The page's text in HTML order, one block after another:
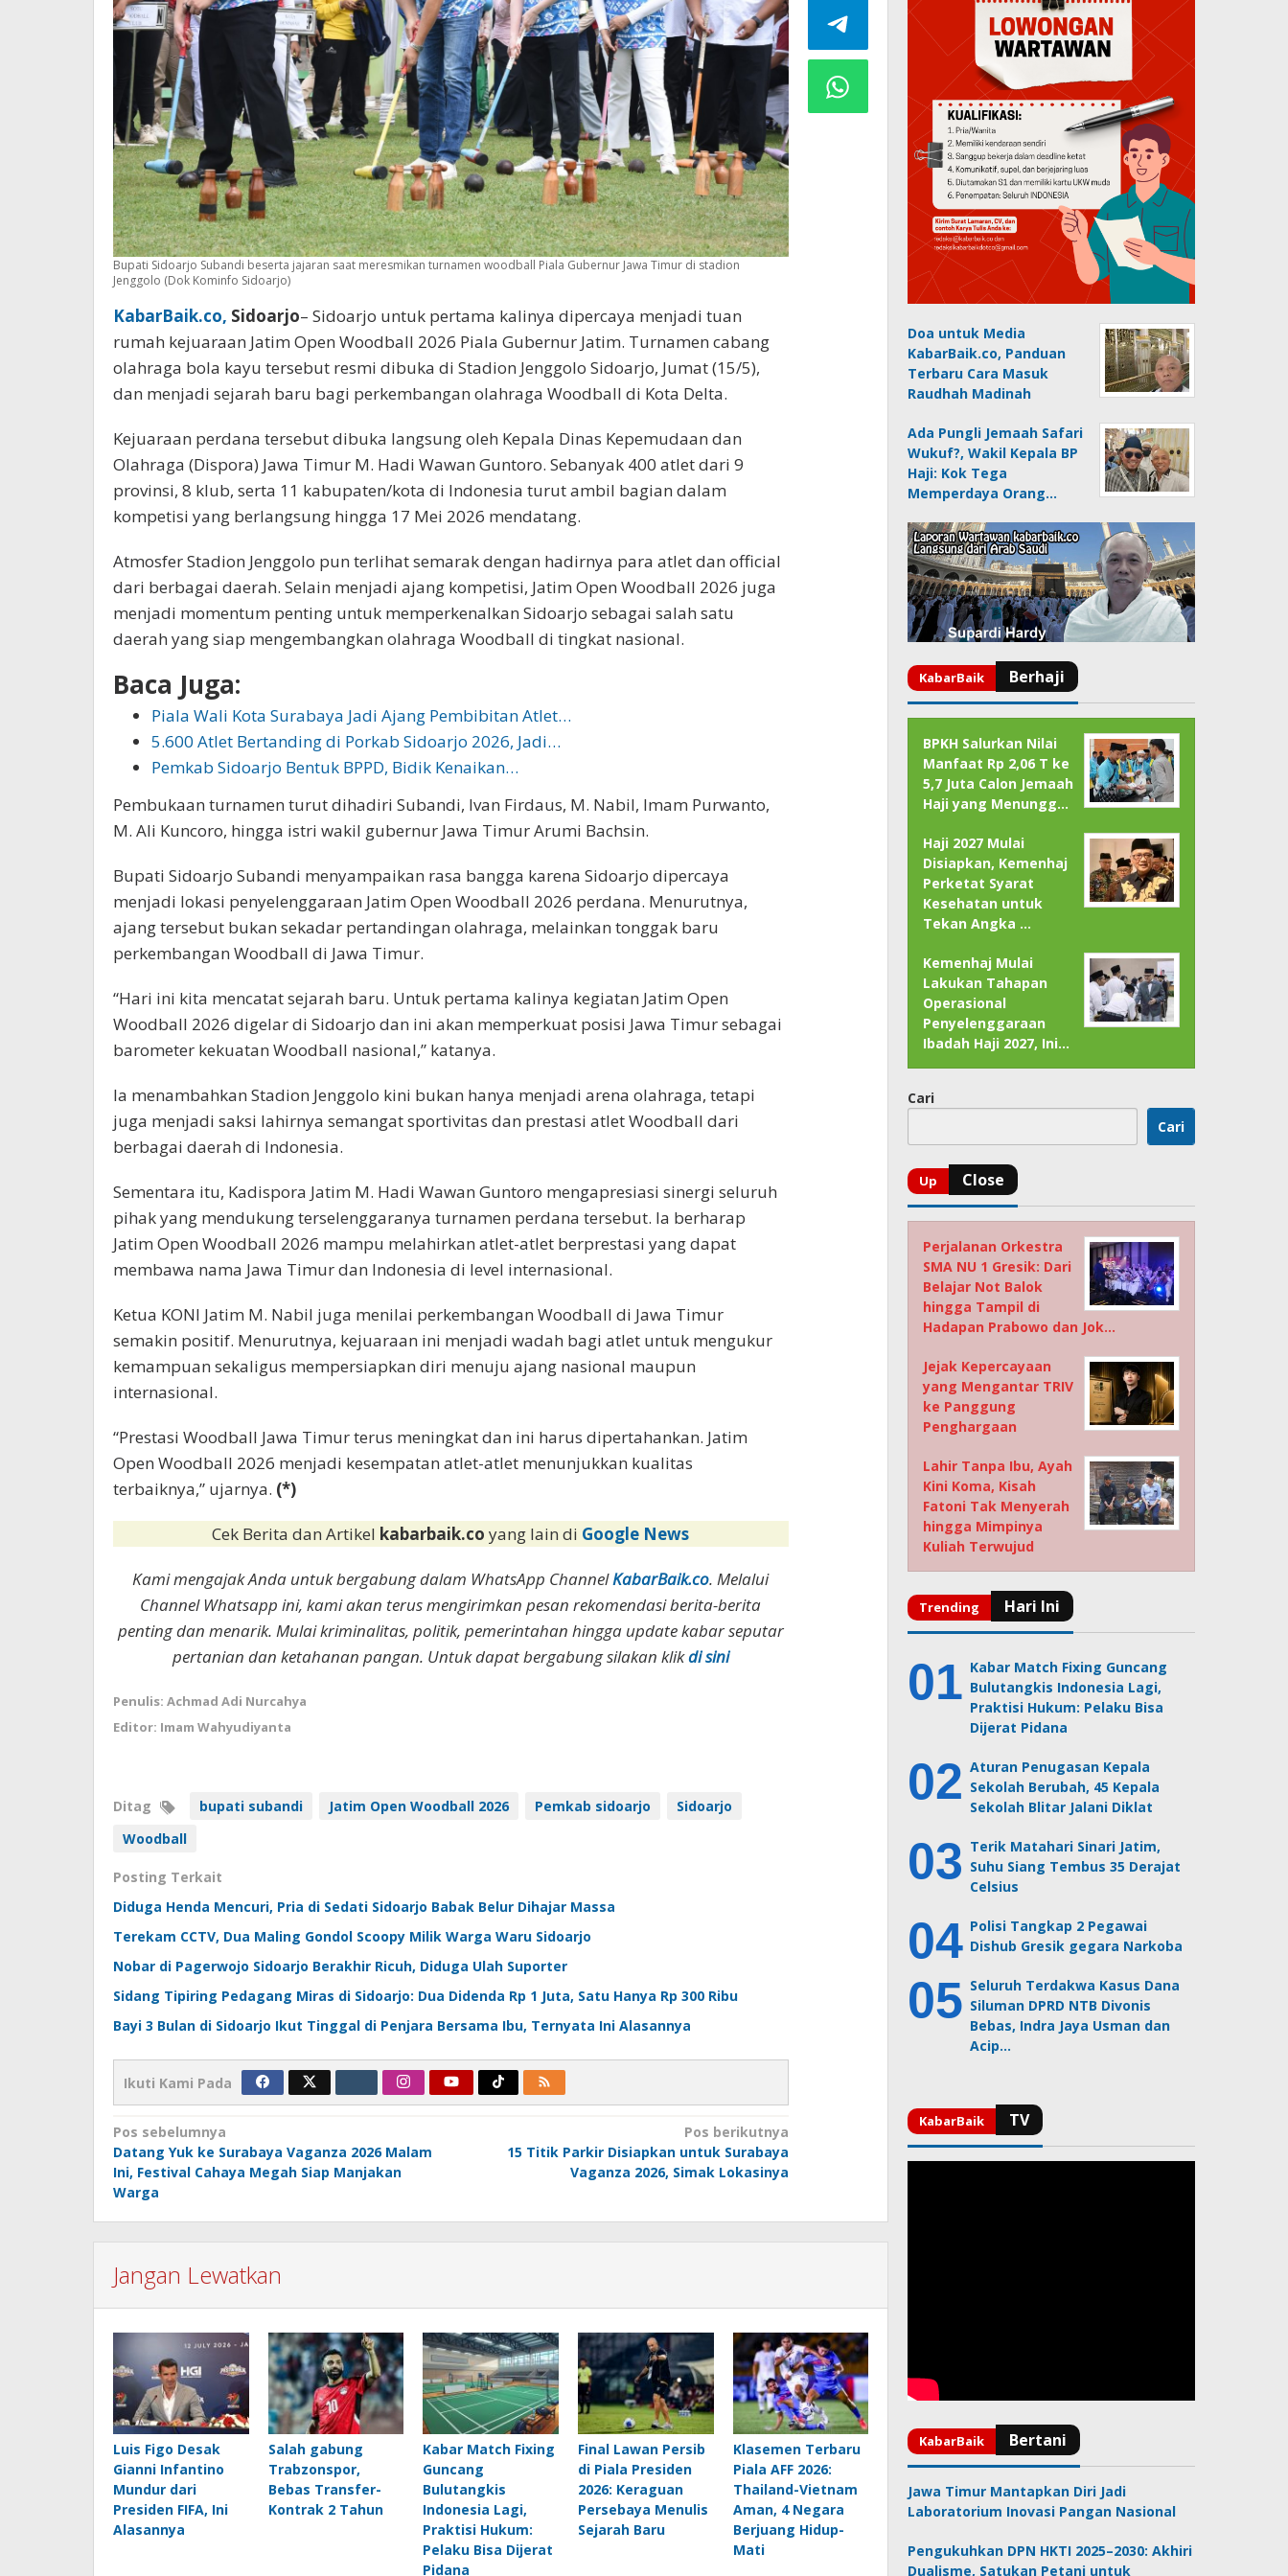
Bupati Sidoarjo Subandi beserta jajaran saat meresmikan turnamen woodball Piala Gubernur Jawa Timur di stadion
Jenggolo (Dok Kominfo Sidoarjo)
KabarBaik.co, Sidoarjo– Sidoarjo untuk pertama kalinya dipercaya menjadi tuan
rumah kejuaraan Jatim Open Woodball 2026 Piala Gubernur Jatim. Turnamen cabang
olahraga bola kayu tersebut resmi dibuka di Stadion Jenggolo Sidoarjo, Jumat (15/5),
dan menjadi sejarah baru bagi perkembangan olahraga Woodball di Kota Delta.
Kejuaraan perdana tersebut dibuka langsung oleh Kepala Dinas Kepemudaan dan
Olahraga (Dispora) Jawa Timur M. Hadi Wawan Guntoro. Sebanyak 400 atlet dari 9
provinsi, 8 klub, serta 11 kabupaten/kota di Indonesia turut ambil bagian dalam
kompetisi yang berlangsung hingga 17 Mei 2026 mendatang.
Atmosfer Stadion Jenggolo pun terlihat semarak dengan hadirnya para atlet dan official
dari berbagai daerah. Selain menjadi ajang kompetisi, Jatim Open Woodball 2026 juga
menjadi momentum penting untuk memperkenalkan Sidoarjo sebagai salah satu
daerah yang siap mengembangkan olahraga Woodball di tingkat nasional.
Baca Juga:
Piala Wali Kota Surabaya Jadi Ajang Pembibitan Atlet…
5.600 Atlet Bertanding di Porkab Sidoarjo 2026, Jadi…
Pemkab Sidoarjo Bentuk BPPD, Bidik Kenaikan…
Pembukaan turnamen turut dihadiri Subandi, Ivan Firdaus, M. Nabil, Imam Purwanto,
M. Ali Kuncoro, hingga istri wakil gubernur Jawa Timur Arumi Bachsin.
Bupati Sidoarjo Subandi menyampaikan rasa bangga karena Sidoarjo dipercaya
menjadi lokasi penyelenggaraan Jatim Open Woodball 2026 perdana. Menurutnya,
ajang tersebut bukan sekadar pertandingan olahraga, melainkan tonggak baru
perkembangan Woodball di Jawa Timur.
“Hari ini kita mencatat sejarah baru. Untuk pertama kalinya kegiatan Jatim Open
Woodball 2026 digelar di Sidoarjo dan ini akan memperkuat posisi Jawa Timur sebagai
barometer kekuatan Woodball nasional,” katanya.
Ia menambahkan Stadion Jenggolo kini bukan hanya menjadi arena olahraga, tetapi
juga menjadi saksi lahirnya semangat sportivitas dan prestasi atlet Woodball dari
berbagai daerah di Indonesia.
Sementara itu, Kadispora Jatim M. Hadi Wawan Guntoro mengapresiasi sinergi seluruh
pihak yang mendukung terselenggaranya turnamen perdana tersebut. Ia berharap
Jatim Open Woodball 2026 mampu melahirkan atlet-atlet berprestasi yang dapat
membawa nama Jawa Timur dan Indonesia di level internasional.
Ketua KONI Jatim M. Nabil juga menilai perkembangan Woodball di Jawa Timur
semakin positif. Menurutnya, kejuaraan ini menjadi wadah bagi atlet untuk mengukur
kemampuan sekaligus mempersiapkan diri menuju ajang nasional maupun
internasional.
“Prestasi Woodball Jawa Timur terus meningkat dan ini harus dipertahankan. Jatim
Open Woodball 2026 menjadi kesempatan atlet-atlet menunjukkan kualitas
terbaiknya,” ujarnya. (*)
Cek Berita dan Artikel kabarbaik.coyang lain di Google News
Kami mengajak Anda untuk bergabung dalam WhatsApp ChannelKabarBaik.co. Melalui
Channel Whatsapp ini, kami akan terus mengirimkan pesan rekomendasi berita-berita
penting dan menarik. Mulai kriminalitas, politik, pemerintahan hingga update kabar seputar
pertanian dan ketahanan pangan. Untuk dapat bergabung silakan klikdi sini
Penulis: Achmad Adi Nurcahya
Editor: Imam Wahyudiyanta
Ditag bupati subandi Jatim Open Woodball 2026 Pemkab sidoarjo
Sidoarjo
Woodball
Posting Terkait
Diduga Henda Mencuri, Pria di Sedati Sidoarjo Babak Belur Dihajar Massa
Terekam CCTV, Dua Maling Gondol Scoopy Milik Warga Waru Sidoarjo
Nobar di Pagerwojo Sidoarjo Berakhir Ricuh, Diduga Ulah Suporter
Sidang Tipiring Pedagang Miras di Sidoarjo: Dua Didenda Rp 1 Juta, Satu Hanya Rp 300 Ribu
Bayi 3 Bulan di Sidoarjo Ikut Tinggal di Penjara Bersama Ibu, Ternyata Ini Alasannya
Ikuti Kami Pada
Navigasi
pos
Pos sebelumnya
Datang Yuk ke Surabaya Vaganza 2026 Malam
Ini, Festival Cahaya Megah Siap Manjakan
Warga
Pos berikutnya
15 Titik Parkir Disiapkan untuk Surabaya
Vaganza 2026, Simak Lokasinya
Jangan Lewatkan
Luis Figo Desak
Gianni Infantino
Mundur dari
Presiden FIFA, Ini
Alasannya
Salah gabung
Trabzonspor,
Bebas Transfer-
Kontrak 2 Tahun
Kabar Match Fixing
Guncang
Bulutangkis
Indonesia Lagi,
Praktisi Hukum:
Pelaku Bisa Dijerat
Pidana
Final Lawan Persib
di Piala Presiden
2026: Keraguan
Persebaya Menulis
Sejarah Baru
Klasemen Terbaru
Piala AFF 2026:
Thailand-Vietnam
Aman, 4 Negara
Berjuang Hidup-
Mati
Doa untuk Media
KabarBaik.co, Panduan
Terbaru Cara Masuk
Raudhah Madinah
Ada Pungli Jemaah Safari
Wukuf?, Wakil Kepala BP
Haji: Kok Tega
Memperdaya Orang…
BPKH Salurkan Nilai
Manfaat Rp 2,06 T ke
5,7 Juta Calon Jemaah
Haji yang Menungg…
Haji 2027 Mulai
Disiapkan, Kemenhaj
Perketat Syarat
Kesehatan untuk
Tekan Angka …
Kemenhaj Mulai
Lakukan Tahapan
Operasional
Penyelenggaraan
Ibadah Haji 2027, Ini…
Cari
Cari
Perjalanan Orkestra
SMA NU 1 Gresik: Dari
Belajar Not Balok
hingga Tampil di
Hadapan Prabowo dan Jok…
Jejak Kepercayaan
yang Mengantar TRIV
ke Panggung
Penghargaan
Lahir Tanpa Ibu, Ayah
Kini Koma, Kisah
Fatoni Tak Menyerah
hingga Mimpinya
Kuliah Terwujud
Kabar Match Fixing Guncang
Bulutangkis Indonesia Lagi,
Praktisi Hukum: Pelaku Bisa
Dijerat Pidana
Aturan Penugasan Kepala
Sekolah Berubah, 45 Kepala
Sekolah Blitar Jalani Diklat
Terik Matahari Sinari Jatim,
Suhu Siang Tembus 35 Derajat
Celsius
Polisi Tangkap 2 Pegawai
Dishub Gresik gegara Narkoba
Seluruh Terdakwa Kasus Dana
Siluman DPRD NTB Divonis
Bebas, Indra Jaya Usman dan
Acip…
Jawa Timur Mantapkan Diri Jadi
Laboratorium Inovasi Pangan Nasional
Pengukuhkan DPN HKTI 2025–2030: Akhiri
Dualisme, Satukan Petani untuk